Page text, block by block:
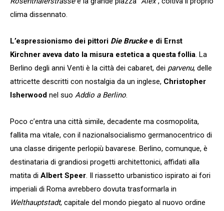
clima dissennato.
L’espressionismo dei pittori Die Bruckee di Ernst
Kirchner aveva dato la misura estetica a questa follia. La
Berlino degli anni Venti è la città dei cabaret, dei parvenu, delle
attricette descritti con nostalgia da un inglese, Christopher
Isherwood nel suo Addio a Berlino.
Poco c’entra una città simile, decadente ma cosmopolita,
fallita ma vitale, con il nazionalsocialismo germanocentrico di
una classe dirigente perlopiù bavarese. Berlino, comunque, è
destinataria di grandiosi progetti architettonici, affidati alla
matita di Albert Speer. Il riassetto urbanistico ispirato ai fori
imperiali di Roma avrebbero dovuta trasformarla in
Welthauptstadt, capitale del mondo piegato al nuovo ordine